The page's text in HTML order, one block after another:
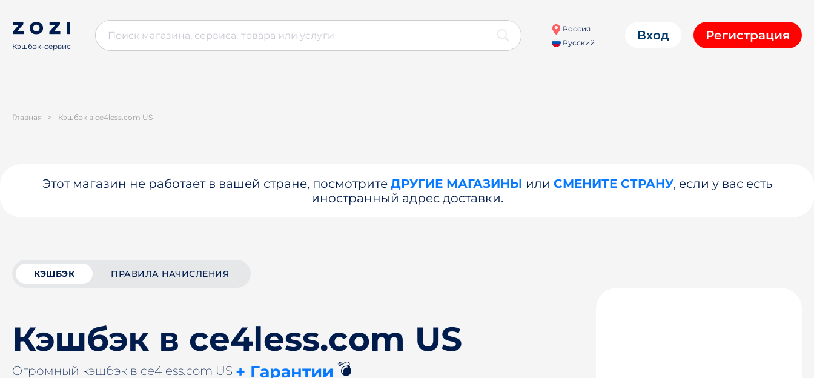
Кэшбэк-сервис
Россия
Русский
Вход Регистрация
Главная > Кэшбэк в ce4less.com US
Этот магазин не работает в вашей стране, посмотрите ДРУГИЕ МАГАЗИНЫ или СМЕНИТЕ СТРАНУ, если у вас есть
иностранный адрес доставки.
КЭШБЭК ПРАВИЛА НАЧИСЛЕНИЯ
Кэшбэк в ce4less.com US
Огромный кэшбэк в ce4less.com US + Гарантии 💣